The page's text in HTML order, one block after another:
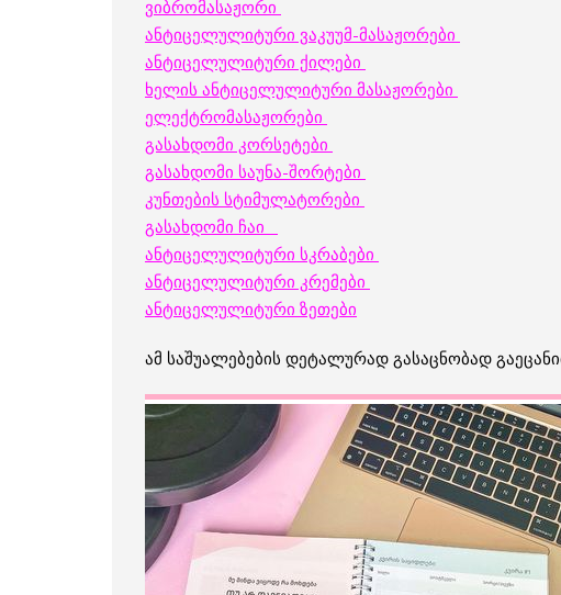
ვიბრომასაჟორი
ანტიცელულიტური ვაკუუმ-მასაჟორები
ანტიცელულიტური ქილები
ხელის ანტიცელულიტური მასაჟორები
ელექტრომასაჟორები
გასახდომი კორსეტები
გასახდომი საუნა-შორტები
კუნთების სტიმულატორები
გასახდომი ჩაი
ანტიცელულიტური სკრაბები
ანტიცელულიტური კრემები
ანტიცელულიტური ზეთები
ამ საშუალებების დეტალურად გასაცნობად